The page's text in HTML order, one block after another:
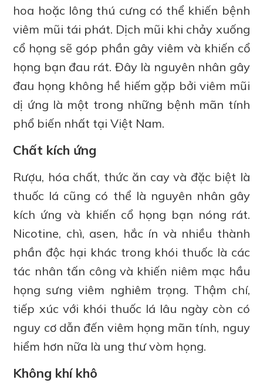
hoa hoặc lông thú cưng có thể khiến bệnh
viêm mũi tái phát. Dịch mũi khi chảy xuống
cổ họng sẽ góp phần gây viêm và khiến cổ
họng bạn đau rát. Đây là nguyên nhân gây
đau họng không hề hiếm gặp bởi viêm mũi
dị ứng là một trong những bệnh mãn tính
phổ biến nhất tại Việt Nam.
Chất kích ứng
Rượu, hóa chất, thức ăn cay và đặc biệt là
thuốc lá cũng có thể là nguyên nhân gây
kích ứng và khiến cổ họng bạn nóng rát.
Nicotine, chì, asen, hắc ín và nhiều thành
phần độc hại khác trong khói thuốc là các
tác nhân tấn công và khiến niêm mạc hầu
họng sưng viêm nghiêm trọng. Thậm chí,
tiếp xúc với khói thuốc lá lâu ngày còn có
nguy cơ dẫn đến viêm họng mãn tính, nguy
hiểm hơn nữa là ung thư vòm họng.
Không khí khô